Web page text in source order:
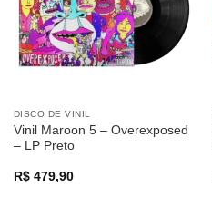
DISCO DE VINIL
Vinil Maroon 5 – Overexposed
– LP Preto
R$479,90